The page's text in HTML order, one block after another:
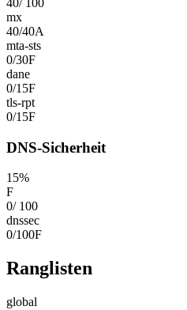
mx
40/40A
mta-sts
0/30F
dane
0/15F
tls-rpt
0/15F
DNS-Sicherheit
15%
F
0/ 100
dnssec
0/100F
Ranglisten
global